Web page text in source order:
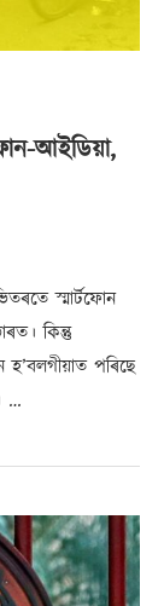
আইডিয়া,
স্মাৰ্টফোন
কিন্তু
হ’বলগীয়াত পৰিছে
…